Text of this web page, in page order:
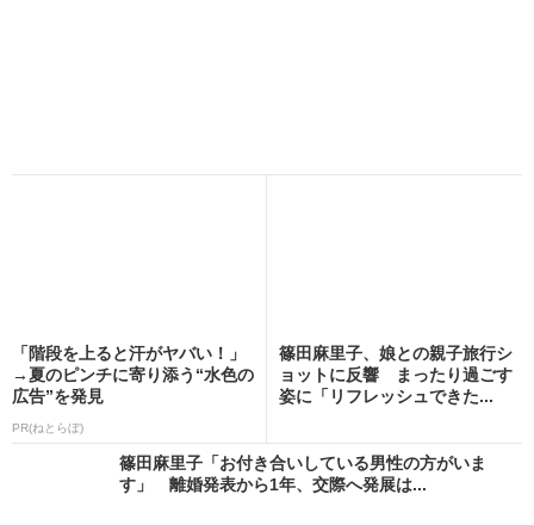
「階段を上ると汗がヤバい！」
→夏のピンチに寄り添う“水色の
広告”を発見
PR(ねとらぼ)
篠田麻里子、娘との親子旅行シ
ョットに反響 まったり過ごす
姿に「リフレッシュできた...
篠田麻里子「お付き合いしている男性の方がいま
す」 離婚発表から1年、交際へ発展は...